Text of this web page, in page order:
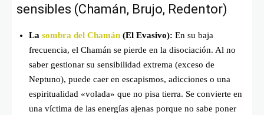
sensibles (Chamán, Brujo, Redentor)
La sombra del Chamán (El Evasivo): En su baja
frecuencia, el Chamán se pierde en la disociación. Al no
saber gestionar su sensibilidad extrema (exceso de
Neptuno), puede caer en escapismos, adicciones o una
espiritualidad «volada» que no pisa tierra. Se convierte en
una víctima de las energías ajenas porque no sabe poner